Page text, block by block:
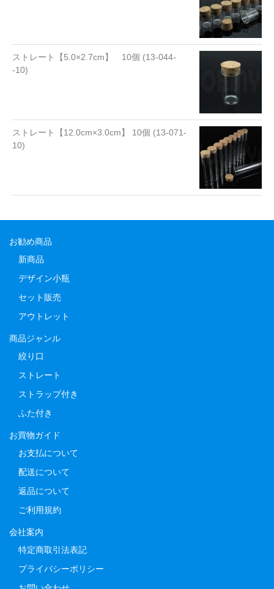
ストレート【5.0×2.7cm】 10個 (13-044-
-10)
ストレート【12.0cm×3.0cm】 10個 (13-071-
10)
お勧め商品
新商品
デザイン小瓶
セット販売
アウトレット
商品ジャンル
絞り口
ストレート
ストラップ付き
ふた付き
お買物ガイド
お支払について
配送について
返品について
ご利用規約
会社案内
特定商取引法表記
プライバシーポリシー